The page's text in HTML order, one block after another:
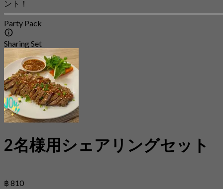
ント！
Party Pack
Sharing Set
2名様用シェアリングセット
฿ 810